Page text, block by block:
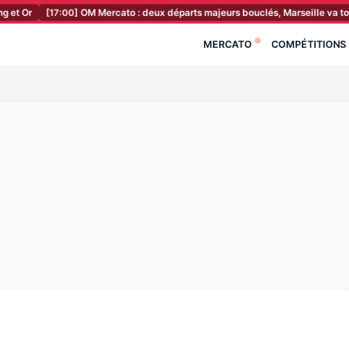
[17:00] OM Mercato : deux départs majeurs bouclés, Marseille va toucher le
MERCATO COMPÉTITIONS